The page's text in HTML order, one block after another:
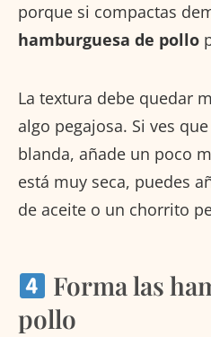
porque si compactas
hamburguesa de pollo
La textura debe quedar
algo pegajosa. Si ves
blanda, añade un poco
está muy seca, puedes
de aceite o un chorrito
Forma las
pollo